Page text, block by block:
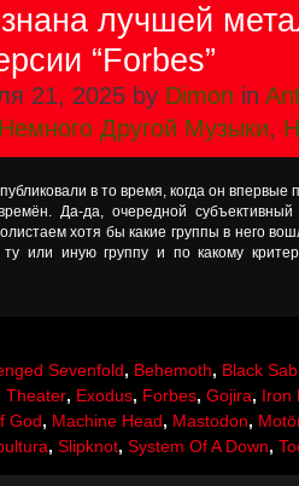
лучшей
“Forbes”
21, 2025 by Dimon in
Немного Другой Музыки,
в то время, когда он впервые
Да-да, очередной
хотя бы какие группы в него
или иную группу и по какому
Sevenfold, Behemoth, Black
Theater, Exodus, Forbes, Gojira, Iron
God, Machine Head, Mastodon,
, Slipknot, System Of A Down,